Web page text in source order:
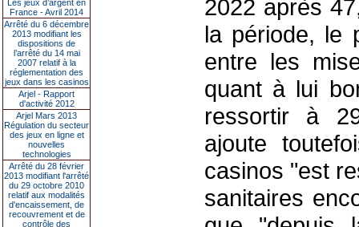
Les jeux d’argent en
France - Avril 2014
Arrêté du 6 décembre
2013 modifiant les
dispositions de
l’arrêté du 14 mai
2007 relatif à la
réglementation des
jeux dans les casinos
Arjel - Rapport
d'activité 2012
Arjel Mars 2013
Régulation du secteur
des jeux en ligne et
nouvelles
technologies
Arrêté du 28 février
2013 modifiant l'arrêté
du 29 octobre 2010
relatif aux modalités
d'encaissement, de
recouvrement et de
contrôle des
2022 après
la période, le
entre les
quant à lui
ressortir à
ajoute
casinos "est
sanitaires